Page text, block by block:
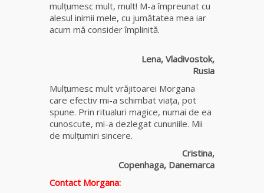
Tămăduitoarea
Cea mai
puternică
neagră
Clarvăzătoarea
Elena Natașa
mulțumesc mult, mult! M-a împreunat cu
alesul inimii mele, cu jumătatea mea iar
acum mă consider împlinită.
Lena, Vladivostok,
Rusia
Mulţumesc mult vrăjitoarei Morgana
care efectiv mi-a schimbat viața, pot
spune. Prin ritualuri magice, numai de ea
cunoscute, mi-a dezlegat cununiile. Mii
de mulțumiri sincere.
Cristina,
Copenhaga, Danemarca
Contact Morgana: